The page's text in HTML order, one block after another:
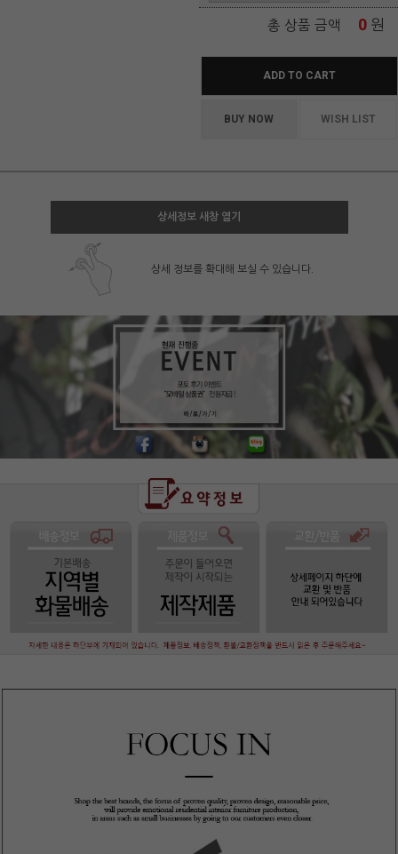
총 상품 금액 0 원
ADD TO CART
BUY NOW WISH LIST
상세정보 새창 열기
상세 정보를 확대해 보실 수 있습니다.